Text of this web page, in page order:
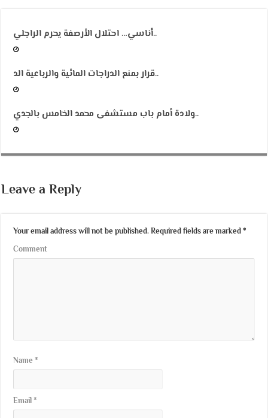
أناسي… احتلال الأرصفة يحرم الراجلي..
قرار بمنع الدراجات المائية والرباعية الد..
ولادة أمام باب مستشفى محمد الخامس بالجدي..
Leave a Reply
Your email address will not be published. Required fields are marked*
Comment
Name*
Email*